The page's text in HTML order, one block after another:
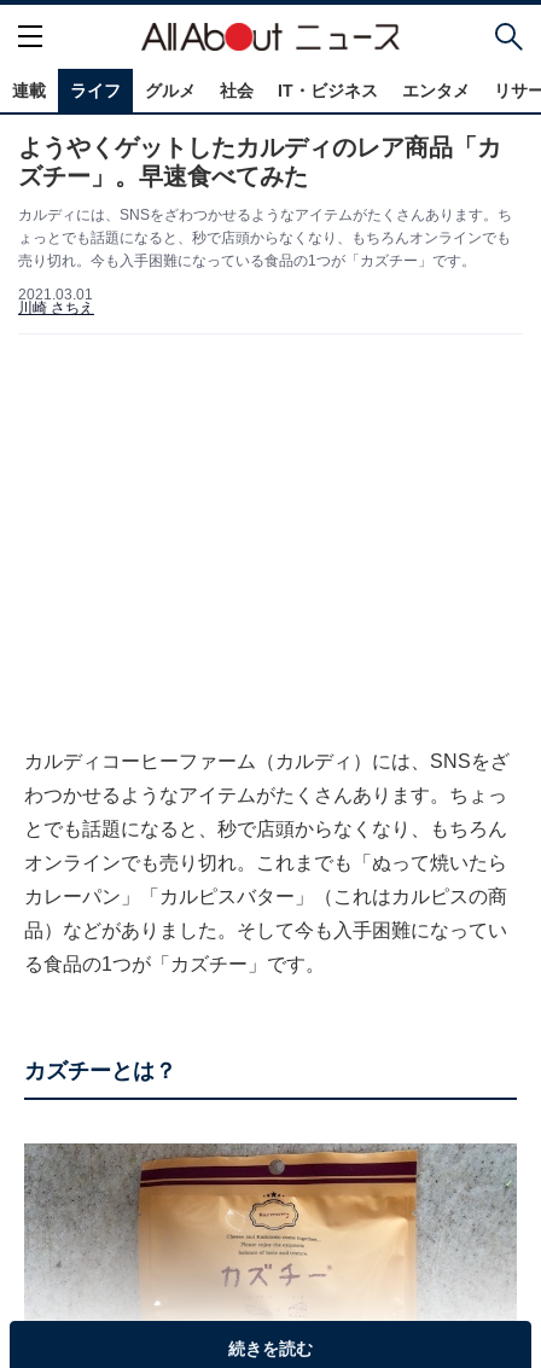
連載 ライフ グルメ 社会 IT・ビジネス エンタメ リサ
ようやくゲットしたカルディのレア商品「カ
ズチー」。早速食べてみた
カルディには、SNSをざわつかせるようなアイテムがたくさんあります。ち
ょっとでも話題になると、秒で店頭からなくなり、もちろんオンラインでも
売り切れ。今も入手困難になっている食品の1つが「カズチー」です。
2021.03.01
川崎 さちえ
カルディコーヒーファーム（カルディ）には、SNSをざ
わつかせるようなアイテムがたくさんあります。ちょっ
とでも話題になると、秒で店頭からなくなり、もちろん
オンラインでも売り切れ。これまでも「ぬって焼いたら
カレーパン」「カルピスバター」（これはカルピスの商
品）などがありました。そして今も入手困難になってい
る食品の1つが「カズチー」です。
カズチーとは？
続きを読む